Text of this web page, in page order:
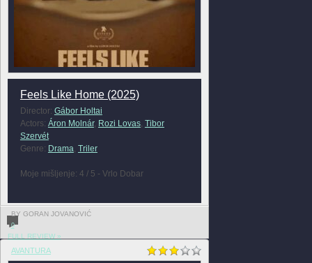
Feels Like Home (2025)
Director: Gábor Holtai
Actors: Áron Molnár, Rozi Lovas, Tibor
Szervét
Genre: Drama Triler
Moje mišljenje: 4 / 5 - Vrlo Dobar
BY GORAN JOVANOVIĆ
0
FULL REVIEW »
AVANTURA